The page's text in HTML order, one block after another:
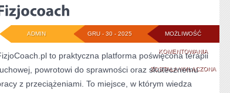
MOŻLIWOŚĆ
KOMENTOWANIA
ZOSTAŁA WYŁĄCZONA
GRU - 30 - 2025
ADMIN
to praktyczna platforma poświęcona terapii
powrotowi do sprawności oraz skutecznemu
z przeciążeniami. To miejsce, w którym wiedza